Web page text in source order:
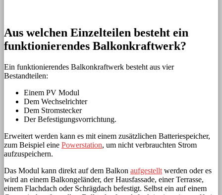
Aus welchen Einzelteilen besteht ein
funktionierendes Balkonkraftwerk?
Ein funktionierendes Balkonkraftwerk besteht aus vier
Bestandteilen:
Einem PV Modul
Dem Wechselrichter
Dem Stromstecker
Der Befestigungsvorrichtung.
Erweitert werden kann es mit einem zusätzlichen Batteriespeicher,
zum Beispiel eine Powerstation, um nicht verbrauchten Strom
aufzuspeichern.
Das Modul kann direkt auf dem Balkon aufgestellt werden oder es
wird an einem Balkongeländer, der Hausfassade, einer Terrasse,
einem Flachdach oder Schrägdach befestigt. Selbst ein auf einem